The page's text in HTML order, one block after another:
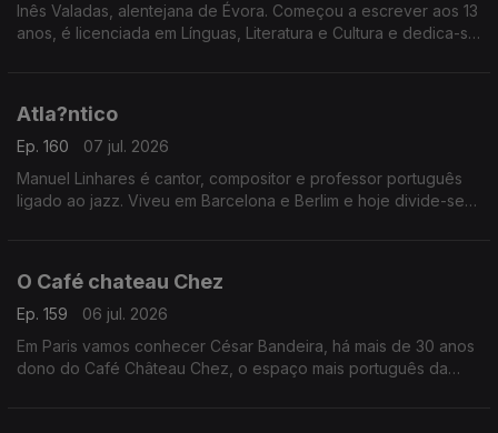
Inês Valadas, alentejana de Évora. Começou a escrever aos 13
anos, é licenciada em Línguas, Literatura e Cultura e dedica-se
Atla?ntico
Ep. 160
07 jul. 2026
Manuel Linhares é cantor, compositor e professor português
ligado ao jazz. Viveu em Barcelona e Berlim e hoje divide-se
O Café chateau Chez
Ep. 159
06 jul. 2026
Em Paris vamos conhecer César Bandeira, há mais de 30 anos
dono do Café Château Chez, o espaço mais português da